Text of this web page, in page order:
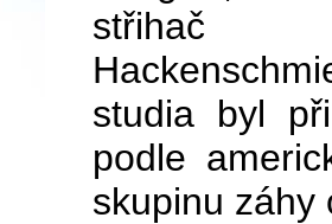
střihač
studia byl
podle
skupinu záhy